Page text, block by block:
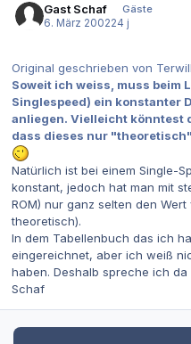
Gast Schaf
Gäste
6. März 200224 j
Original geschrieben von
Soweit ich weiss, muss beim
Singlespeed) ein konstanter
anliegen. Vielleicht könntest
dass dieses nur
Natürlich ist bei einem Single-
konstant, jedoch hat man mit
ROM) nur ganz selten den
theoretisch).
In dem Tabellenbuch das ich
eingereichnet, aber ich weiß
haben. Deshalb spreche ich
Schaf